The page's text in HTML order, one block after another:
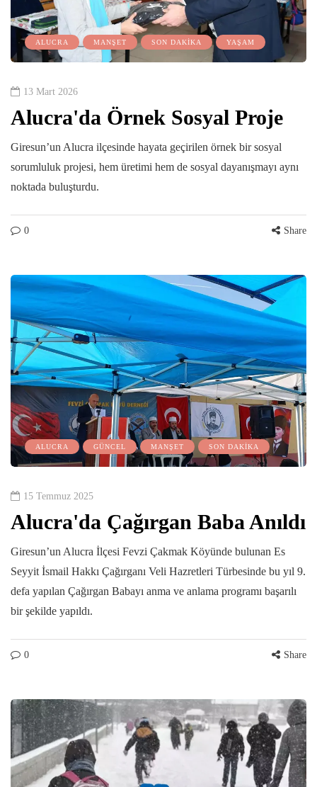
ALUCRA MANŞET SON DAKİKA YAŞAM
13 Mart 2026
Alucra'da Örnek Sosyal Proje
Giresun’un Alucra ilçesinde hayata geçirilen örnek bir sosyal
sorumluluk projesi, hem üretimi hem de sosyal dayanışmayı aynı
noktada buluşturdu.
0 Share
ALUCRA GÜNCEL MANŞET SON DAKİKA
15 Temmuz 2025
Alucra'da Çağırgan Baba Anıldı
Giresun’un Alucra İlçesi Fevzi Çakmak Köyünde bulunan Es
Seyyit İsmail Hakkı Çağırganı Veli Hazretleri Türbesinde bu yıl 9.
defa yapılan Çağırgan Babayı anma ve anlama programı başarılı
bir şekilde yapıldı.
0 Share